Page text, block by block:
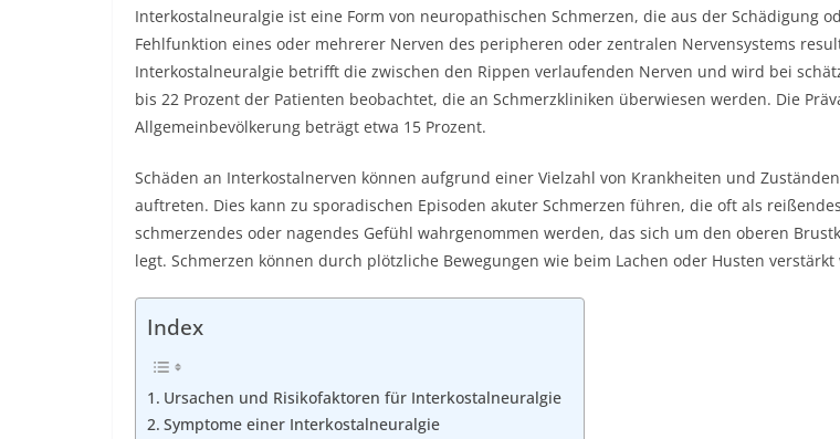
Interkostalneuralgie ist eine Form von neuropathischen Schmerzen, die aus der Schädigung
Fehlfunktion eines oder mehrerer Nerven des peripheren oder zentralen Nervensystems
Interkostalneuralgie betrifft die zwischen den Rippen verlaufenden Nerven und wird bei
bis 22 Prozent der Patienten beobachtet, die an Schmerzkliniken überwiesen werden. Die
Allgemeinbevölkerung beträgt etwa 15 Prozent.
Schäden an Interkostalnerven können aufgrund einer Vielzahl von Krankheiten und Zuständen
auftreten. Dies kann zu sporadischen Episoden akuter Schmerzen führen, die oft als
schmerzendes oder nagendes Gefühl wahrgenommen werden, das sich um den oberen
legt. Schmerzen können durch plötzliche Bewegungen wie beim Lachen oder Husten verstärkt
Index
Ursachen und Risikofaktoren für Interkostalneuralgie
Symptome einer Interkostalneuralgie